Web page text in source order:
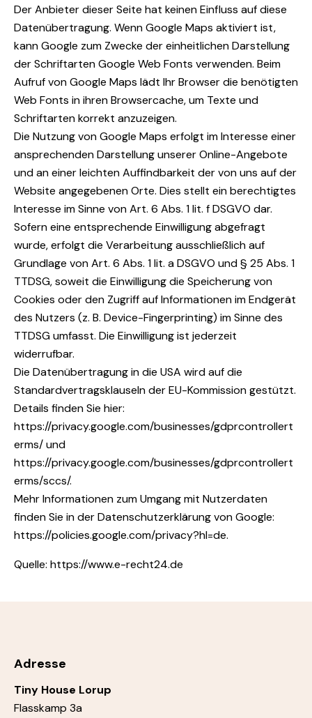
Der Anbieter dieser Seite hat keinen Einfluss auf diese
Datenübertragung. Wenn Google Maps aktiviert ist,
kann Google zum Zwecke der einheitlichen Darstellung
der Schriftarten Google Web Fonts verwenden. Beim
Aufruf von Google Maps lädt Ihr Browser die benötigten
Web Fonts in ihren Browsercache, um Texte und
Schriftarten korrekt anzuzeigen.
Die Nutzung von Google Maps erfolgt im Interesse einer
ansprechenden Darstellung unserer Online-Angebote
und an einer leichten Auffindbarkeit der von uns auf der
Website angegebenen Orte. Dies stellt ein berechtigtes
Interesse im Sinne von Art. 6 Abs. 1 lit. f DSGVO dar.
Sofern eine entsprechende Einwilligung abgefragt
wurde, erfolgt die Verarbeitung ausschließlich auf
Grundlage von Art. 6 Abs. 1 lit. a DSGVO und § 25 Abs. 1
TTDSG, soweit die Einwilligung die Speicherung von
Cookies oder den Zugriff auf Informationen im Endgerät
des Nutzers (z. B. Device-Fingerprinting) im Sinne des
TTDSG umfasst. Die Einwilligung ist jederzeit
widerrufbar.
Die Datenübertragung in die USA wird auf die
Standardvertragsklauseln der EU-Kommission gestützt.
Details finden Sie hier:
https://privacy.google.com/businesses/gdprcontrollert
erms/ und
https://privacy.google.com/businesses/gdprcontrollert
erms/sccs/.
Mehr Informationen zum Umgang mit Nutzerdaten
finden Sie in der Datenschutzerklärung von Google:
https://policies.google.com/privacy?hl=de.
Quelle: https://www.e-recht24.de
Adresse
Tiny House Lorup
Flasskamp 3a